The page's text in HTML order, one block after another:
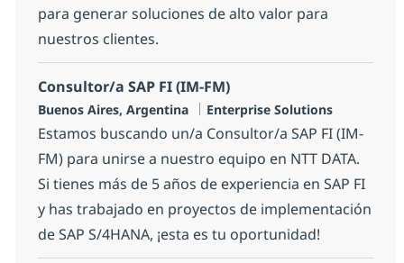
para generar soluciones de alto valor para
nuestros clientes.
Consultor/a SAP FI (IM-FM)
Location
Buenos Aires, Argentina Category
Enterprise Solutions
Estamos buscando un/a Consultor/a SAP FI (IM-
FM) para unirse a nuestro equipo en NTT DATA.
Si tienes más de 5 años de experiencia en SAP FI
y has trabajado en proyectos de implementación
de SAP S/4HANA, ¡esta es tu oportunidad!